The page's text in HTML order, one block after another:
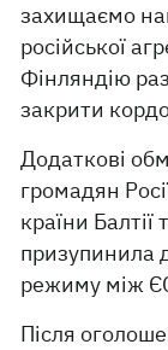
захищаємо
російської
Фінляндію
закрити
Додаткові
громадян
країни
призупинила
режиму між
Після